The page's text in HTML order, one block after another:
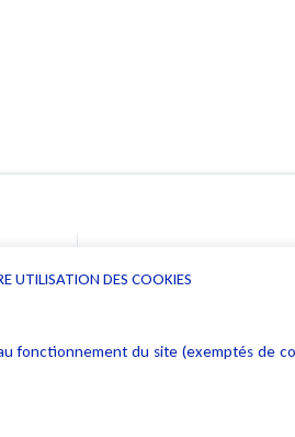
UTILISATION DES COOKIES
fonctionnement du site (exemptés de